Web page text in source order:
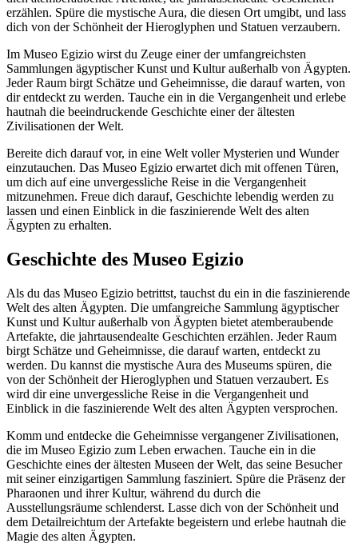
erzählen. Spüre die mystische Aura, die diesen Ort umgibt, und lass
dich von der Schönheit der Hieroglyphen und Statuen verzaubern.
Im Museo Egizio wirst du Zeuge einer der umfangreichsten
Sammlungen ägyptischer Kunst und Kultur außerhalb von Ägypten.
Jeder Raum birgt Schätze und Geheimnisse, die darauf warten, von
dir entdeckt zu werden. Tauche ein in die Vergangenheit und erlebe
hautnah die beeindruckende Geschichte einer der ältesten
Zivilisationen der Welt.
Bereite dich darauf vor, in eine Welt voller Mysterien und Wunder
einzutauchen. Das Museo Egizio erwartet dich mit offenen Türen,
um dich auf eine unvergessliche Reise in die Vergangenheit
mitzunehmen. Freue dich darauf, Geschichte lebendig werden zu
lassen und einen Einblick in die faszinierende Welt des alten
Ägypten zu erhalten.
Geschichte des Museo Egizio
Als du das Museo Egizio betrittst, tauchst du ein in die faszinierende
Welt des alten Ägypten. Die umfangreiche Sammlung ägyptischer
Kunst und Kultur außerhalb von Ägypten bietet atemberaubende
Artefakte, die jahrtausendealte Geschichten erzählen. Jeder Raum
birgt Schätze und Geheimnisse, die darauf warten, entdeckt zu
werden. Du kannst die mystische Aura des Museums spüren, die
von der Schönheit der Hieroglyphen und Statuen verzaubert. Es
wird dir eine unvergessliche Reise in die Vergangenheit und
Einblick in die faszinierende Welt des alten Ägypten versprochen.
Komm und entdecke die Geheimnisse vergangener Zivilisationen,
die im Museo Egizio zum Leben erwachen. Tauche ein in die
Geschichte eines der ältesten Museen der Welt, das seine Besucher
mit seiner einzigartigen Sammlung fasziniert. Spüre die Präsenz der
Pharaonen und ihrer Kultur, während du durch die
Ausstellungsräume schlenderst. Lasse dich von der Schönheit und
dem Detailreichtum der Artefakte begeistern und erlebe hautnah die
Magie des alten Ägypten.